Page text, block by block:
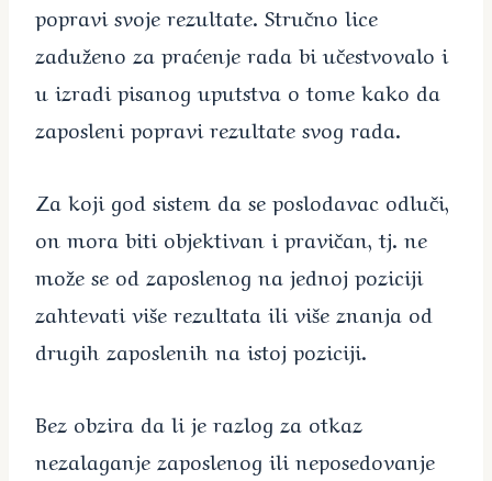
popravi svoje rezultate. Stručno lice
zaduženo za praćenje rada bi učestvovalo i
u izradi pisanog uputstva o tome kako da
zaposleni popravi rezultate svog rada.
Za koji god sistem da se poslodavac odluči,
on mora biti objektivan i pravičan, tj. ne
može se od zaposlenog na jednoj poziciji
zahtevati više rezultata ili više znanja od
drugih zaposlenih na istoj poziciji.
Bez obzira da li je razlog za otkaz
nezalaganje zaposlenog ili neposedovanje